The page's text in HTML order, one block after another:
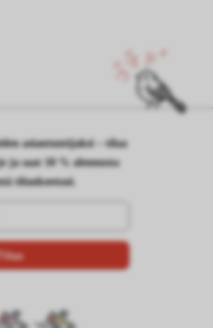
asiantuntijaksi – tilaa
ja saat 10 % alennusta
tilauksestasi.